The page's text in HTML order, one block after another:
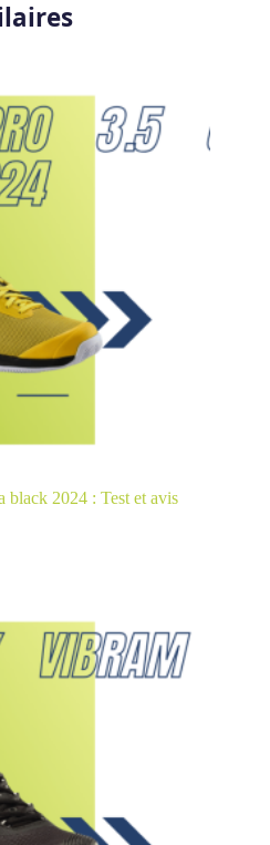
black 2024 : Test et avis